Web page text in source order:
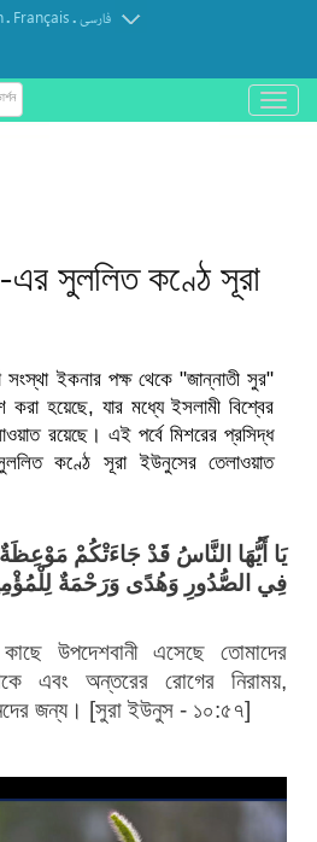
. Français.فارسی
باز
و
সুললিত কণ্ঠে সূরা
ইকনার পক্ষ থেকে "জান্নাতী সুর"
হয়েছে, যার মধ্যে ইসলামী বিশ্বের
রয়েছে। এই পর্বে মিশরের প্রসিদ্ধ
কণ্ঠে সূরা ইউনুসের তেলাওয়াত
يَا أَيُّهَا النَّاسُ قَدْ جَاءَتْكُمْ
فِي الصُّدُورِ وَهُدًى وَرَحْمَةٌ
উপদেশবানী এসেছে তোমাদের
এবং অন্তরের রোগের নিরাময়,
জন্য। [সুরা ইউনুস - ১০:৫৭]